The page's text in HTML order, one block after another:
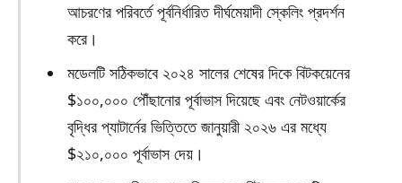
আচরণের পরিবর্তে পূর্বনির্ধারিত দীর্ঘমেয়াদী স্কেলিং প্রদর্শন
করে।
মডেলটি সঠিকভাবে ২০২৪ সালের শেষের দিকে বিটকয়েনের
$১০০,০০০ পৌঁছানোর পূর্বাভাস দিয়েছে এবং নেটওয়ার্কের
বৃদ্ধির প্যাটার্নের ভিত্তিতে জানুয়ারী ২০২৬ এর মধ্যে
$২১০,০০০ পূর্বাভাস দেয়।